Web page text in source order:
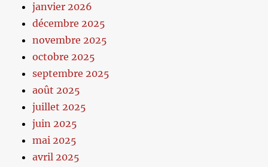
janvier 2026
décembre 2025
novembre 2025
octobre 2025
septembre 2025
août 2025
juillet 2025
juin 2025
mai 2025
avril 2025